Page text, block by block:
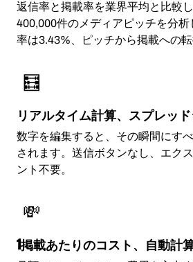
返信率と掲載率を業界平均と比較
400,000件のメディアピッチを分
率は3.43%、ピッチから掲載への転
🧮
リアルタイム計算、スプレッ
数字を編集すると、その瞬間にす
されます。送信ボタンなし、エク
ント不要。
💸
1掲載あたりのコスト、自動計